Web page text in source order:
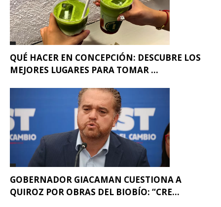
QUÉ HACER EN CONCEPCIÓN: DESCUBRE LOS
MEJORES LUGARES PARA TOMAR ...
GOBERNADOR GIACAMAN CUESTIONA A
QUIROZ POR OBRAS DEL BIOBÍO: “CRE...